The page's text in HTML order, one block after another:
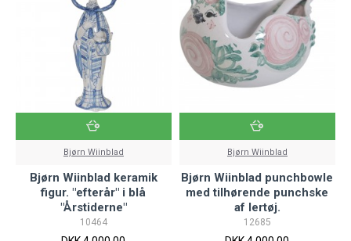
Bjørn Wiinblad
Bjørn Wiinblad keramik
figur. "efterår" i blå
"Årstiderne"
10464
Bjørn Wiinblad
Bjørn Wiinblad punchbowle
med tilhørende punchske
af lertøj.
12685